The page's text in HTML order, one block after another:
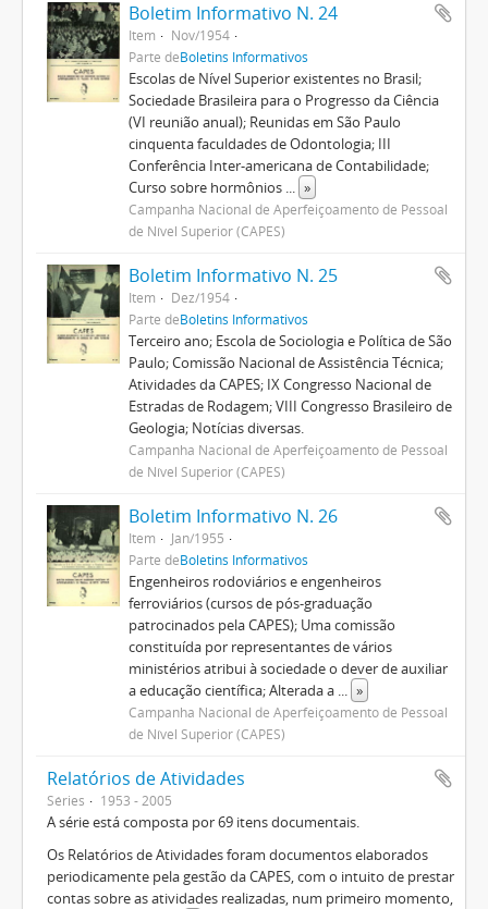
Boletim Informativo N. 24
Item
Nov/1954
Parte deBoletins Informativos
Escolas de Nível Superior existentes no Brasil;
Sociedade Brasileira para o Progresso da Ciência
(VI reunião anual); Reunidas em São Paulo
cinquenta faculdades de Odontologia; III
Conferência Inter-americana de Contabilidade;
Curso sobre hormônios ... »
Campanha Nacional de Aperfeiçoamento de Pessoal
de Nível Superior (CAPES)
Boletim Informativo N. 25
Item
Dez/1954
Parte deBoletins Informativos
Terceiro ano; Escola de Sociologia e Política de São
Paulo; Comissão Nacional de Assistência Técnica;
Atividades da CAPES; IX Congresso Nacional de
Estradas de Rodagem; VIII Congresso Brasileiro de
Geologia; Notícias diversas.
Campanha Nacional de Aperfeiçoamento de Pessoal
de Nível Superior (CAPES)
Boletim Informativo N. 26
Item
Jan/1955
Parte deBoletins Informativos
Engenheiros rodoviários e engenheiros
ferroviários (cursos de pós-graduação
patrocinados pela CAPES); Uma comissão
constituída por representantes de vários
ministérios atribui à sociedade o dever de auxiliar
a educação científica; Alterada a ... »
Campanha Nacional de Aperfeiçoamento de Pessoal
de Nível Superior (CAPES)
Relatórios de Atividades
Séries 1953 - 2005
A série está composta por 69 itens documentais.
Os Relatórios de Atividades foram documentos elaborados
periodicamente pela gestão da CAPES, com o intuito de prestar
contas sobre as atividades realizadas, num primeiro momento,